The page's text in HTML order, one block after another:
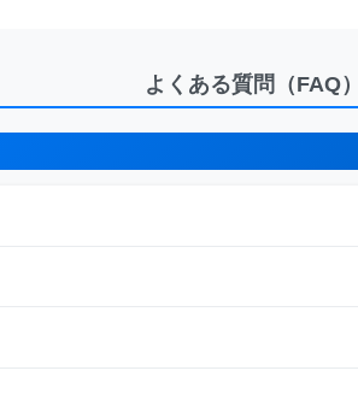
よくある質問（FAQ）